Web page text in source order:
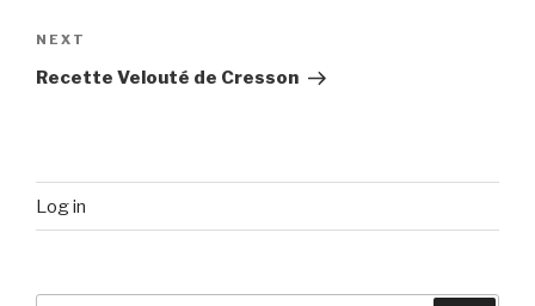
Next
Post
NEXT
Recette Velouté de Cresson
Log in